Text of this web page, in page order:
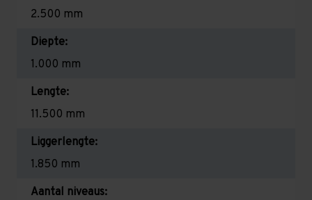
2.500 mm
Diepte:
1.000 mm
Lengte:
11.500 mm
Liggerlengte:
1.850 mm
Aantal niveaus: